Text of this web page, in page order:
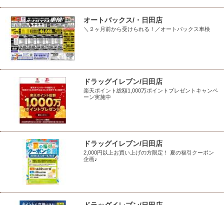
オートバックス/・日田店
＼２ヶ月前から受けられる！／オートバックス車検
ドラッグイレブン/日田店
楽天ポイント総額1,000万ポイントプレゼントキャンペ
ーン実施中
ドラッグイレブン/日田店
2,000円以上お買い上げの方限定！ 夏の福引クーポン
企画♪